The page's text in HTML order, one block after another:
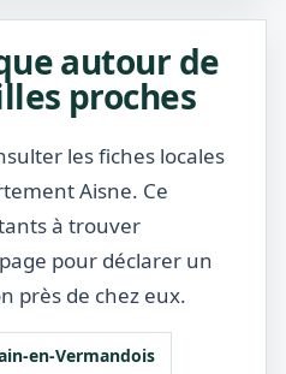
autour de
proches
les fiches locales
Aisne. Ce
à trouver
pour déclarer un
près de chez eux.
en-Vermandois